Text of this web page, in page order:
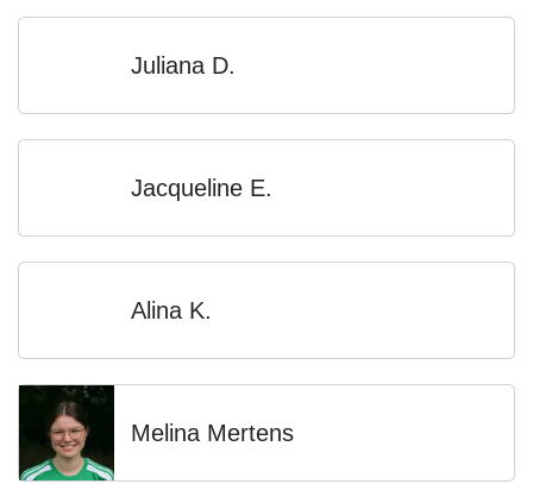
Juliana D.
Jacqueline E.
Alina K.
Melina Mertens